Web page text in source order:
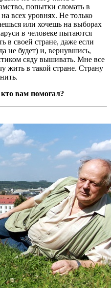
попытки сломать в
всех уровнях. Не только
или хочешь на выборах
в человеке пытаются
в своей стране, даже если
не будет) и, вернувшись,
сяду вышивать. Мне все
жить в такой стране. Страну
вам помогал?